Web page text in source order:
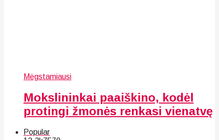
Mėgstamiausi
Mokslininkai paaiškino, kodėl
protingi žmonės renkasi vienatvę
Popular